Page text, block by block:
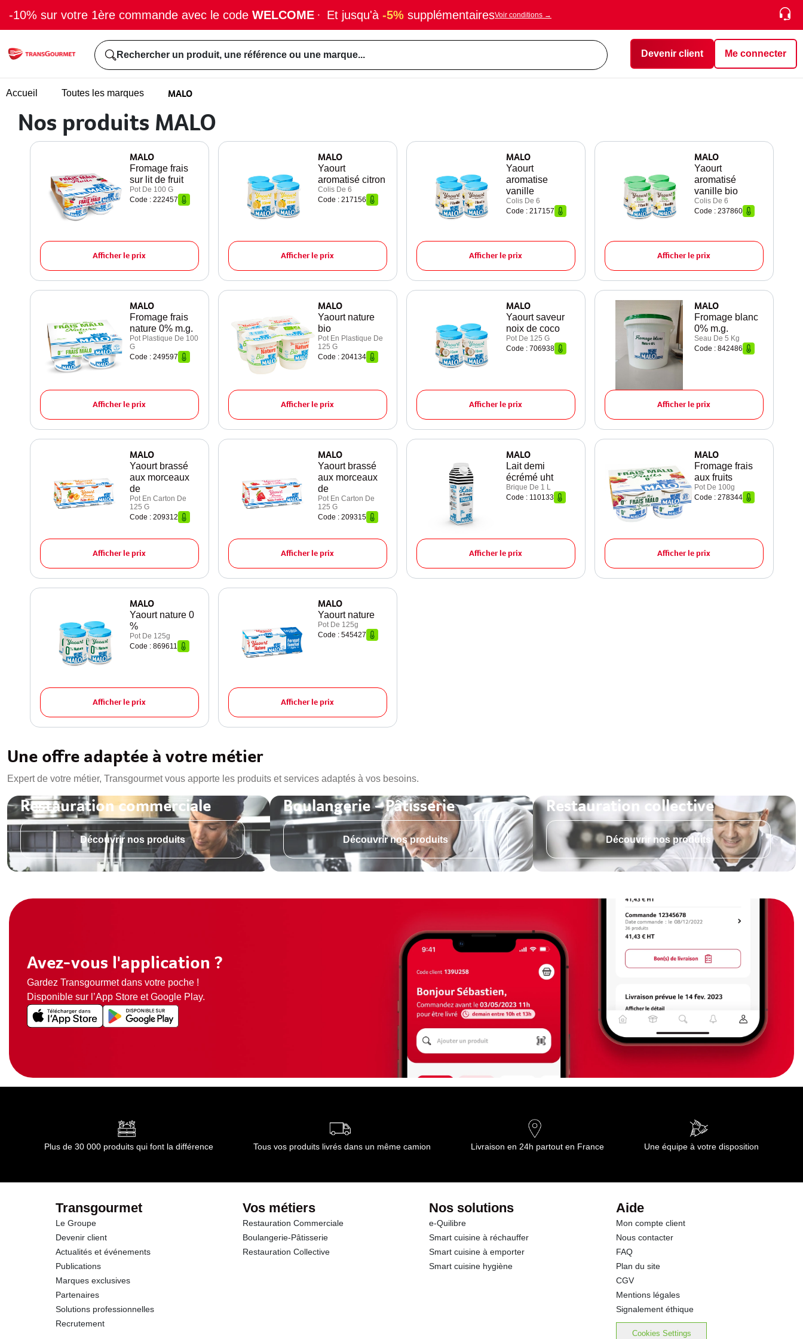
-10% sur votre 1ère commande avec le code WELCOME · Et jusqu'à -5% supplémentairesVoir conditions →
Rechercher un produit, une référence ou une marque... Devenir client Me connecter
Accueil Toutes les marques MALO
Nos produits MALO
MALO
Fromage frais
sur lit de fruit
Pot De 100 G
Code : 222457
Afficher le prix
MALO
Yaourt
aromatisé citron
Colis De 6
Code : 217156
Afficher le prix
MALO
Yaourt
aromatise
vanille
Colis De 6
Code : 217157
Afficher le prix
MALO
Yaourt
aromatisé
vanille bio
Colis De 6
Code : 237860
Afficher le prix
MALO
Fromage frais
nature 0% m.g.
Pot Plastique De 100
G
Code : 249597
Afficher le prix
MALO
Yaourt nature
bio
Pot En Plastique De
125 G
Code : 204134
Afficher le prix
MALO
Yaourt saveur
noix de coco
Pot De 125 G
Code : 706938
Afficher le prix
MALO
Fromage blanc
0% m.g.
Seau De 5 Kg
Code : 842486
Afficher le prix
MALO
Yaourt brassé
aux morceaux
de
Pot En Carton De
125 G
Code : 209312
Afficher le prix
MALO
Yaourt brassé
aux morceaux
de
Pot En Carton De
125 G
Code : 209315
Afficher le prix
MALO
Lait demi
écrémé uht
Brique De 1 L
Code : 110133
Afficher le prix
MALO
Fromage frais
aux fruits
Pot De 100g
Code : 278344
Afficher le prix
MALO
Yaourt nature 0
%
Pot De 125g
Code : 869611
Afficher le prix
MALO
Yaourt nature
Pot De 125g
Code : 545427
Afficher le prix
Une offre adaptée à votre métier
Expert de votre métier, Transgourmet vous apporte les produits et services adaptés à vos besoins.
Restauration commerciale
Découvrir nos produits
Boulangerie - Pâtisserie
Découvrir nos produits
Restauration collective
Découvrir nos produits
Avez-vous l'application ?
Gardez Transgourmet dans votre poche !
Disponible sur l’App Store et Google Play.
Plus de 30 000 produits qui font la différence Tous vos produits livrés dans un même camion Livraison en 24h partout en France Une équipe à votre disposition
Transgourmet
Le Groupe
Devenir client
Actualités et événements
Publications
Marques exclusives
Partenaires
Solutions professionnelles
Recrutement
Vos métiers
Restauration Commerciale
Boulangerie-Pâtisserie
Restauration Collective
Nos solutions
e-Quilibre
Smart cuisine à réchauffer
Smart cuisine à emporter
Smart cuisine hygiène
Aide
Mon compte client
Nous contacter
FAQ
Plan du site
CGV
Mentions légales
Signalement éthique
Cookies Settings